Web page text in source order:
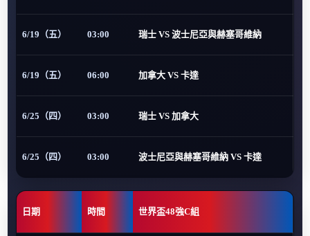
6/19（五） 03:00 瑞士 VS 波士尼亞與赫塞哥維納
6/19（五） 06:00 加拿大 VS 卡達
6/25（四） 03:00 瑞士 VS 加拿大
6/25（四） 03:00 波士尼亞與赫塞哥維納 VS 卡達
日期 時間 世界盃48強C組